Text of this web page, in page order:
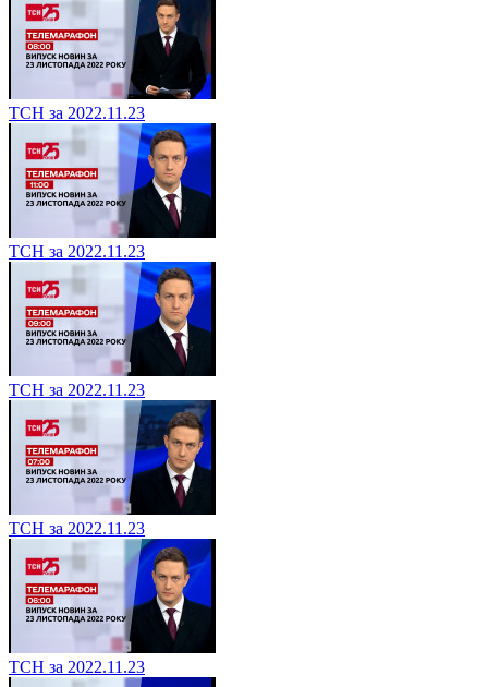
ТСН за 2022.11.23
ТСН за 2022.11.23
ТСН за 2022.11.23
ТСН за 2022.11.23
ТСН за 2022.11.23